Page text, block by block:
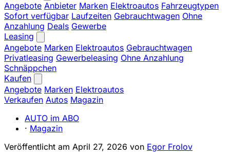
Angebote Anbieter Marken Elektroautos Fahrzeugtypen
Sofort verfügbar Laufzeiten Gebrauchtwagen Ohne
Anzahlung Deals Gewerbe
Leasing
Angebote Marken Elektroautos Gebrauchtwagen
Privatleasing Gewerbeleasing Ohne Anzahlung
Schnäppchen
Kaufen
Angebote Marken Elektroautos
Verkaufen Autos Magazin
AUTO im ABO
· Magazin
Veröffentlicht am April 27, 2026 von Egor Frolov